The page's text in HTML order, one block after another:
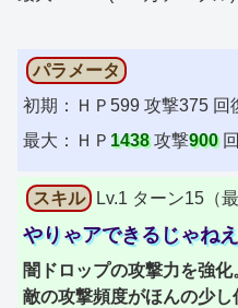
パラメータ
初期：ＨＰ599 攻撃375 回
最大：ＨＰ 1438攻撃900
スキル Lv.1 ターン15（最
やりゃアできるじゃね
闇ドロップの攻撃力を強化
敵の攻撃頻度がほんの少し